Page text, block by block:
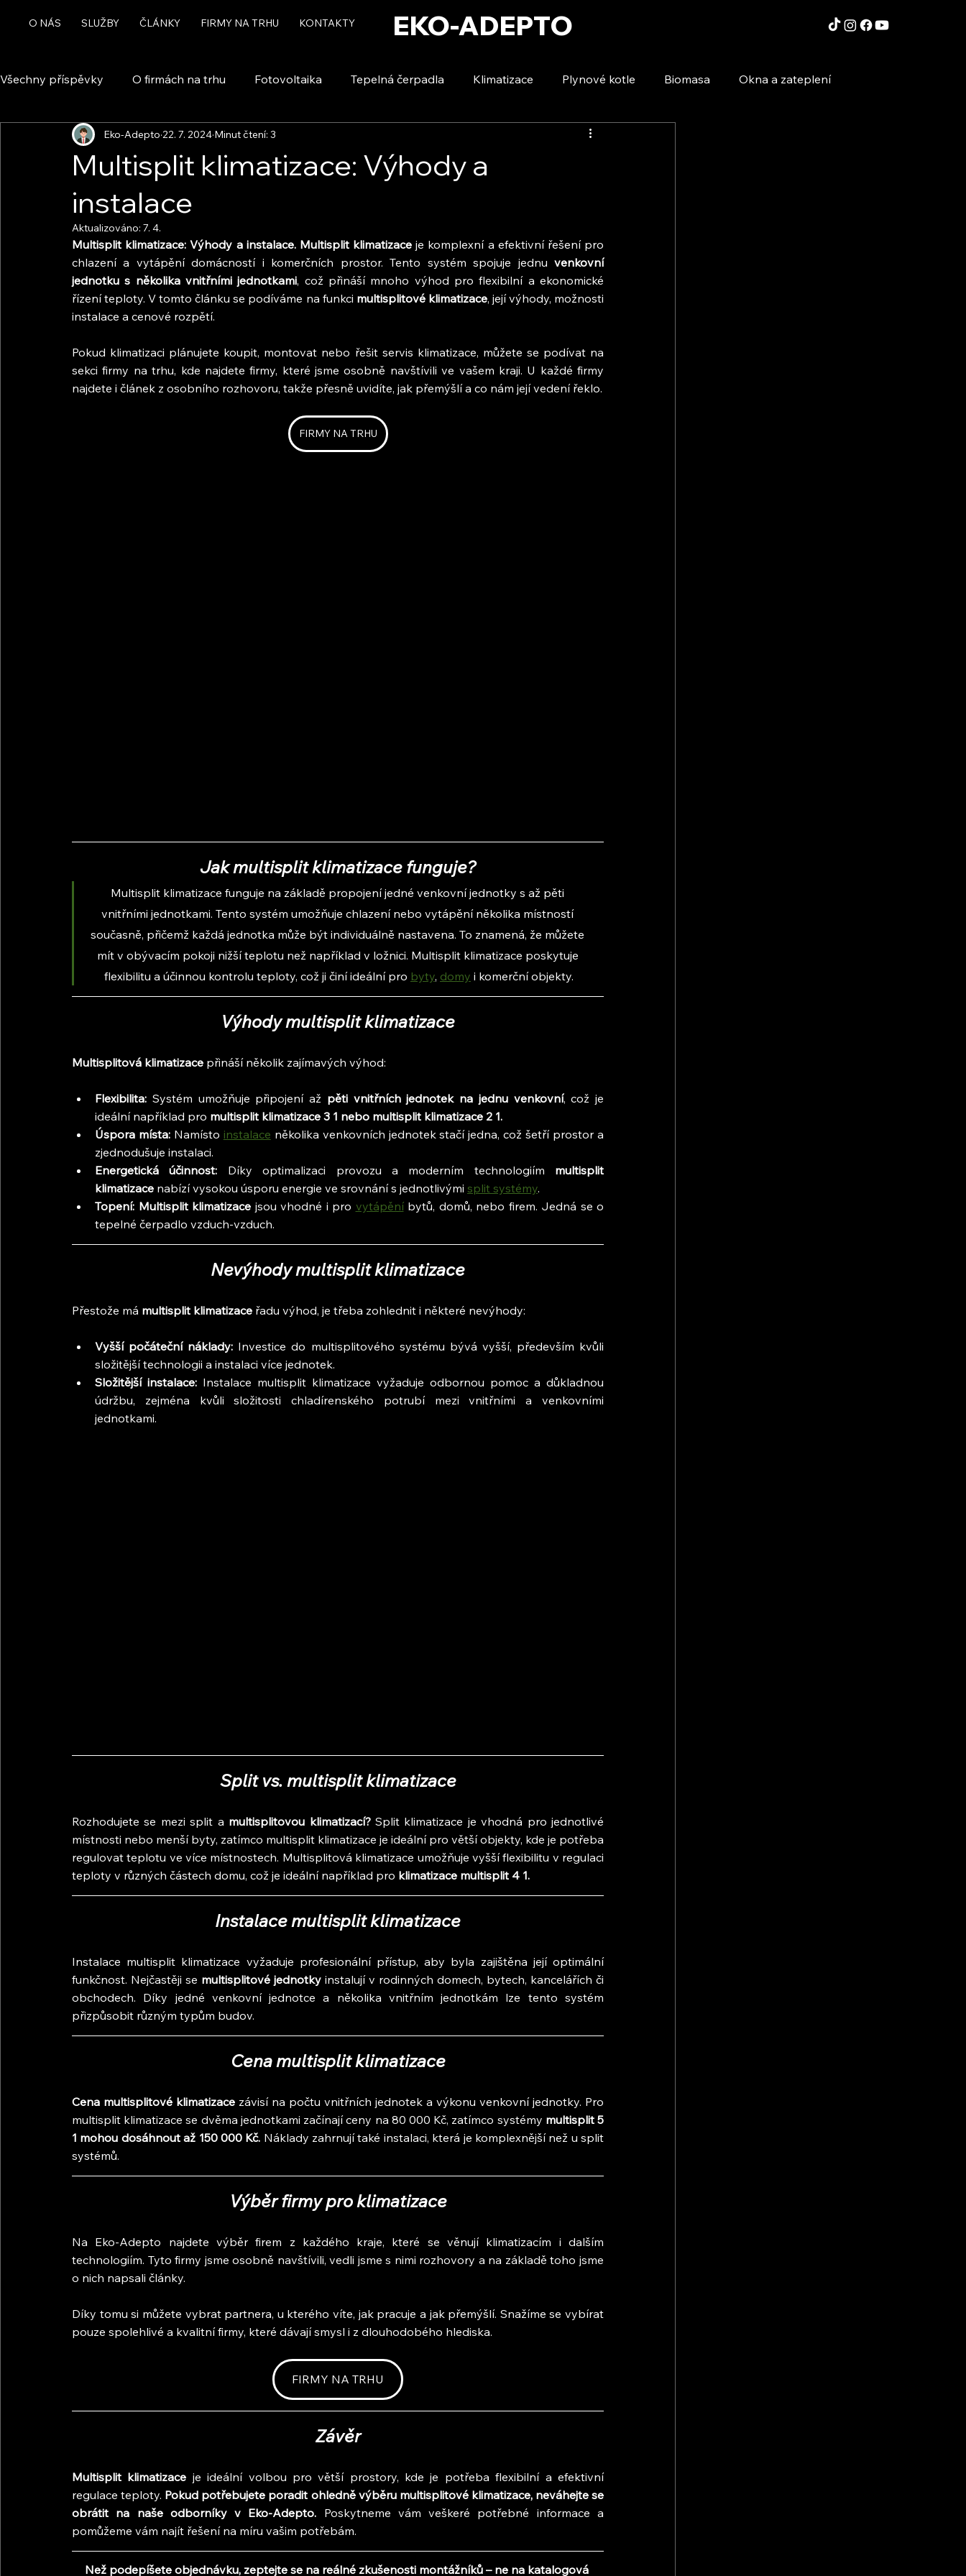
O NÁS SLUŽBY ČLÁNKY FIRMY NA TRHU KONTAKTY EKO-ADEPTO
Všechny příspěvky O firmách na trhu Fotovoltaika Tepelná čerpadla Klimatizace Plynové kotle Biomasa Okna a zateplení
Rekuperace a větrání Chytrá domácnost a automatizace Voda a úspory
Multisplit klimatizace: Výhody a
instalace
Eko-Adepto 22. 7. 2024 Minut čtení: 3
Aktualizováno: 7. 4.
Multisplit klimatizace: Výhody a instalace. Multisplit klimatizace je komplexní a efektivní řešení pro
chlazení a vytápění domácností i komerčních prostor. Tento systém spojuje jednu venkovní
jednotku s několika vnitřními jednotkami, což přináší mnoho výhod pro flexibilní a ekonomické
řízení teploty. V tomto článku se podíváme na funkci multisplitové klimatizace, její výhody, možnosti
instalace a cenové rozpětí.
Pokud klimatizaci plánujete koupit, montovat nebo řešit servis klimatizace, můžete se podívat na
sekci firmy na trhu, kde najdete firmy, které jsme osobně navštívili ve vašem kraji. U každé firmy
najdete i článek z osobního rozhovoru, takže přesně uvidíte, jak přemýšlí a co nám její vedení řeklo.
FIRMY NA TRHU
Jak multisplit klimatizace funguje?
Multisplit klimatizace funguje na základě propojení jedné venkovní jednotky s až pěti
vnitřními jednotkami. Tento systém umožňuje chlazení nebo vytápění několika místností
současně, přičemž každá jednotka může být individuálně nastavena. To znamená, že můžete
mít v obývacím pokoji nižší teplotu než například v ložnici. Multisplit klimatizace poskytuje
flexibilitu a účinnou kontrolu teploty, což ji činí ideální pro byty, domy i komerční objekty.
Výhody multisplit klimatizace
Multisplitová klimatizace přináší několik zajímavých výhod:
Flexibilita: Systém umožňuje připojení až pěti vnitřních jednotek na jednu venkovní, což je
ideální například pro multisplit klimatizace 3 1 nebo multisplit klimatizace 2 1.
Úspora místa: Namísto instalace několika venkovních jednotek stačí jedna, což šetří prostor a
zjednodušuje instalaci.
Energetická účinnost: Díky optimalizaci provozu a moderním technologiím multisplit
klimatizace nabízí vysokou úsporu energie ve srovnání s jednotlivými split systémy.
Topení: Multisplit klimatizace jsou vhodné i pro vytápění bytů, domů, nebo firem. Jedná se o
tepelné čerpadlo vzduch-vzduch.
Nevýhody multisplit klimatizace
Přestože má multisplit klimatizace řadu výhod, je třeba zohlednit i některé nevýhody:
Vyšší počáteční náklady: Investice do multisplitového systému bývá vyšší, především kvůli
složitější technologii a instalaci více jednotek.
Složitější instalace: Instalace multisplit klimatizace vyžaduje odbornou pomoc a důkladnou
údržbu, zejména kvůli složitosti chladírenského potrubí mezi vnitřními a venkovními
jednotkami.
Split vs. multisplit klimatizace
Rozhodujete se mezi split a multisplitovou klimatizací? Split klimatizace je vhodná pro jednotlivé
místnosti nebo menší byty, zatímco multisplit klimatizace je ideální pro větší objekty, kde je potřeba
regulovat teplotu ve více místnostech. Multisplitová klimatizace umožňuje vyšší flexibilitu v regulaci
teploty v různých částech domu, což je ideální například pro klimatizace multisplit 4 1.
Instalace multisplit klimatizace
Instalace multisplit klimatizace vyžaduje profesionální přístup, aby byla zajištěna její optimální
funkčnost. Nejčastěji se multisplitové jednotky instalují v rodinných domech, bytech, kancelářích či
obchodech. Díky jedné venkovní jednotce a několika vnitřním jednotkám lze tento systém
přizpůsobit různým typům budov.
Cena multisplit klimatizace
Cena multisplitové klimatizace závisí na počtu vnitřních jednotek a výkonu venkovní jednotky. Pro
multisplit klimatizace se dvěma jednotkami začínají ceny na 80 000 Kč, zatímco systémy multisplit 5
1 mohou dosáhnout až 150 000 Kč. Náklady zahrnují také instalaci, která je komplexnější než u split
systémů.
Výběr firmy pro klimatizace
Na Eko-Adepto najdete výběr firem z každého kraje, které se věnují klimatizacím i dalším
technologiím. Tyto firmy jsme osobně navštívili, vedli jsme s nimi rozhovory a na základě toho jsme
o nich napsali články.
Díky tomu si můžete vybrat partnera, u kterého víte, jak pracuje a jak přemýšlí. Snažíme se vybírat
pouze spolehlivé a kvalitní firmy, které dávají smysl i z dlouhodobého hlediska.
FIRMY NA TRHU
Závěr
Multisplit klimatizace je ideální volbou pro větší prostory, kde je potřeba flexibilní a efektivní
regulace teploty. Pokud potřebujete poradit ohledně výběru multisplitové klimatizace, neváhejte se
obrátit na naše odborníky v Eko-Adepto. Poskytneme vám veškeré potřebné informace a
pomůžeme vám najít řešení na míru vašim potřebám.
Než podepíšete objednávku, zeptejte se na reálné zkušenosti montážníků – ne na katalogová